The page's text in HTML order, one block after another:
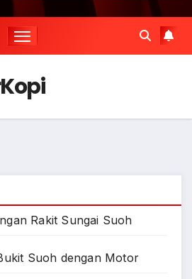
Rakit Sungai Suoh
Suoh dengan Motor